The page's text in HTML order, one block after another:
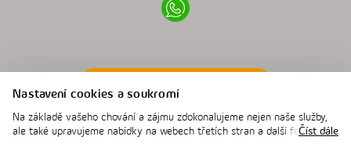
Nastavení cookies a soukromí
Na základě vašeho chování a zájmu zdokonalujeme nejen naše služby,
ale také upravujeme nabídky na webech třetích stran a další formyČíst dále
iPremium